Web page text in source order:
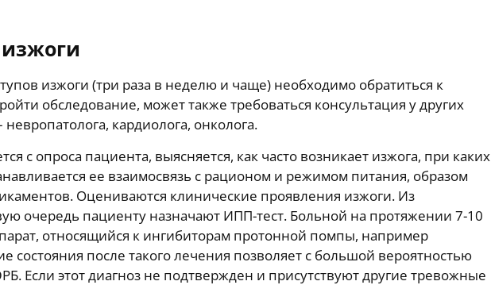
изжоги (три раза в неделю и чаще) необходимо обратиться к
обследование, может также требоваться консультация у других
кардиолога, онколога.
с опроса пациента, выясняется, как часто возникает изжога, при каких
ее взаимосвязь с рационом и режимом питания, образом
Оцениваются клинические проявления изжоги. Из
очередь пациенту назначают ИПП-тест. Больной на протяжении 7-10
относящийся к ингибиторам протонной помпы, например
состояния после такого лечения позволяет с большой вероятностью
Если этот диагноз не подтвержден и присутствуют другие тревожные